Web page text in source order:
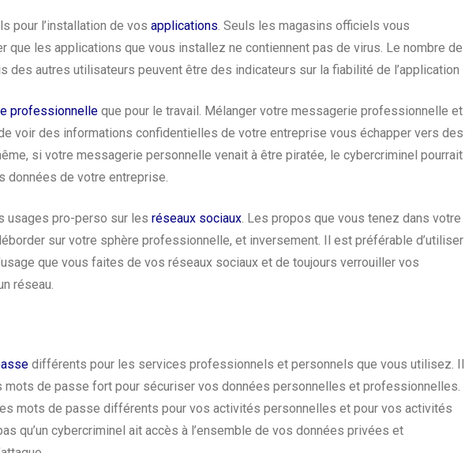
pour l’installation de vos applications Seuls les magasins officiels vous
que les applications que vous installez ne contiennent pas de virus. Le nombre de
des autres utilisateurs peuvent être des indicateurs sur la fiabilité de l’application
professionnelle que pour le travail. Mélanger votre messagerie professionnelle et
voir des informations confidentielles de votre entreprise vous échapper vers des
si votre messagerie personnelle venait à être piratée, le cybercriminel pourrait
données de votre entreprise.
usages pro-perso sur les réseaux sociaux Les propos que vous tenez dans votre
sur votre sphère professionnelle, et inversement. Il est préférable d’utiliser
que vous faites de vos réseaux sociaux et de toujours verrouiller vos
réseau.
différents pour les services professionnels et personnels que vous utilisez. Il
de passe fort pour sécuriser vos données personnelles et professionnelles.
mots de passe différents pour vos activités personnelles et pour vos activités
qu’un cybercriminel ait accès à l’ensemble de vos données privées et